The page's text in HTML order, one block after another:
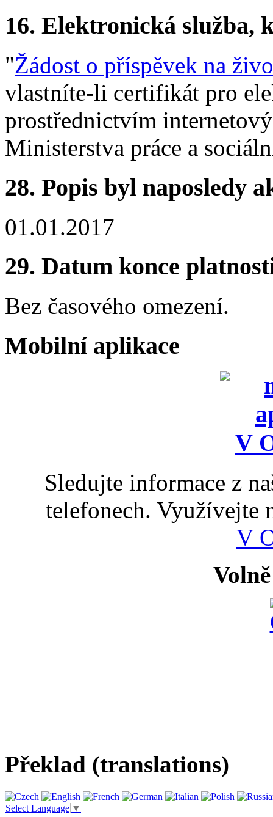
16. Elektronická služba,
"Žádost o příspěvek na
vlastníte-li certifikát pro
prostřednictvím
Ministerstva práce a
28. Popis byl naposledy
01.01.2017
29. Datum konce
Bez časového omezení.
Mobilní aplikace
Sledujte informace z
telefonech. Využívejte
V
Překlad (translations)
Select Language ▼